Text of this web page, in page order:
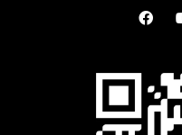
F
a
o
o
k